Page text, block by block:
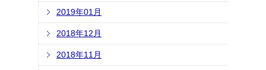
2019年01月
2018年12月
2018年11月